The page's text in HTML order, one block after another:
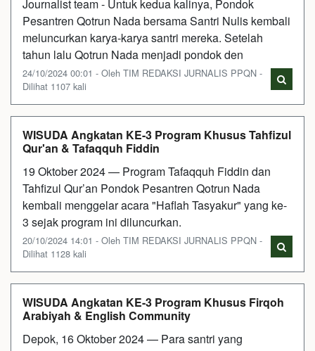
Journalist team - Untuk kedua kalinya, Pondok
Pesantren Qotrun Nada bersama Santri Nulis kembali
meluncurkan karya-karya santri mereka. Setelah
tahun lalu Qotrun Nada menjadi pondok den
24/10/2024 00:01 - Oleh TIM REDAKSI JURNALIS PPQN -
Dilihat 1107 kali
WISUDA Angkatan KE-3 Program Khusus Tahfizul
Qur'an & Tafaqquh Fiddin
19 Oktober 2024 — Program Tafaqquh Fiddin dan
Tahfizul Qur’an Pondok Pesantren Qotrun Nada
kembali menggelar acara "Haflah Tasyakur" yang ke-
3 sejak program ini diluncurkan.
20/10/2024 14:01 - Oleh TIM REDAKSI JURNALIS PPQN -
Dilihat 1128 kali
WISUDA Angkatan KE-3 Program Khusus Firqoh
Arabiyah & English Community
Depok, 16 Oktober 2024 — Para santri yang